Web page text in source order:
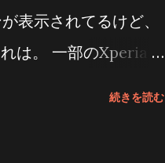
・ ↓えるいーだーは
ます(2023/7/30) マ
ています [ブログカ
表示されてるけど、
は。 一部のXperia
続きを読む